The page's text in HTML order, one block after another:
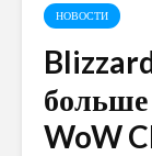
НОВОСТИ
WoW